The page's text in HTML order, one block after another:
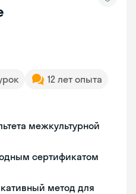
12 лет опыта
межкультурной
сертификатом
метод для